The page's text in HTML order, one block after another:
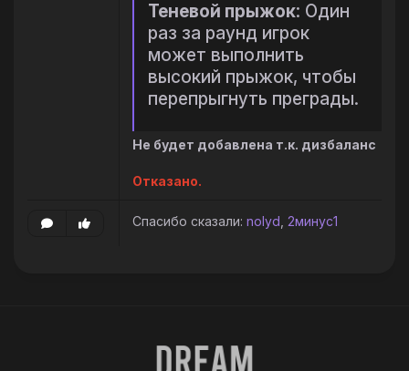
Теневой прыжок: Один
раз за раунд игрок
может выполнить
высокий прыжок, чтобы
перепрыгнуть преграды.
Не будет добавлена т.к. дизбаланс
Отказано.
Спасибо сказали: nolyd 2минус1